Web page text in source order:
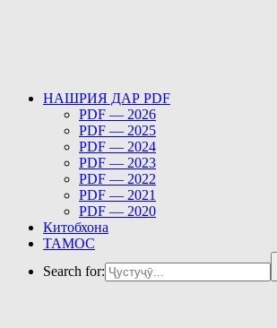
НАШРИЯ ДАР PDF
PDF — 2026
PDF — 2025
PDF — 2024
PDF — 2023
PDF — 2022
PDF — 2021
PDF — 2020
Китобхона
ТАМОС
Search for: